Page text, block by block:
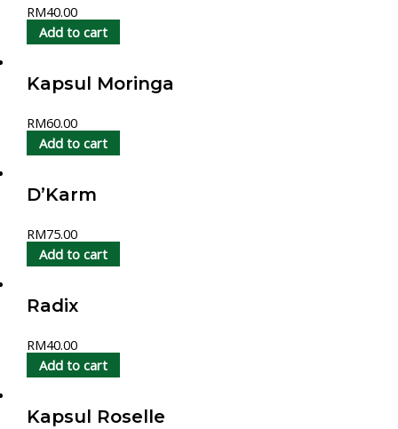
RM40.00
Add to cart
Kapsul Moringa
RM60.00
Add to cart
D’Karm
RM75.00
Add to cart
Radix
RM40.00
Add to cart
Kapsul Roselle